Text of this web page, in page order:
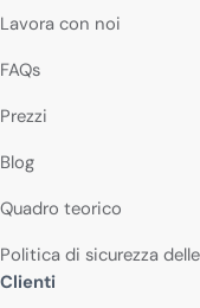
Lavora con noi
FAQs
Prezzi
Blog
Quadro teorico
Politica di sicurezza
Clienti